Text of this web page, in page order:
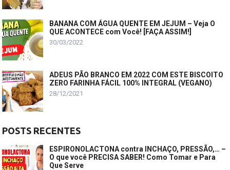
BANANA COM ÁGUA QUENTE EM JEJUM – Veja O
QUE ACONTECE com Você! [FAÇA ASSIM!]
30/03/2022
ADEUS PÃO BRANCO EM 2022 COM ESTE BISCOITO
ZERO FARINHA FÁCIL 100% INTEGRAL (VEGANO)
28/12/2021
POSTS RECENTES
ESPIRONOLACTONA contra INCHAÇO, PRESSÃO,… –
O que você PRECISA SABER! Como Tomar e Para
Que Serve